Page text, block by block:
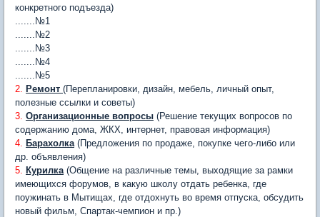
конкретного подъезда)
.......№1
.......№2
.......№3
.......№4
.......№5
2. Ремонт (Перепланировки, дизайн, мебель, личный опыт,
полезные ссылки и советы)
3. Организационные вопросы (Решение текущих вопросов по
содержанию дома, ЖКХ, интернет, правовая информация)
4. Барахолка(Предложения по продаже, покупке чего-либо или
др. объявления)
5. Курилка(Общение на различные темы, выходящие за рамки
имеющихся форумов, в какую школу отдать ребенка, где
поужинать в Мытищах, где отдохнуть во время отпуска, обсудить
новый фильм, Спартак-чемпион и пр.)